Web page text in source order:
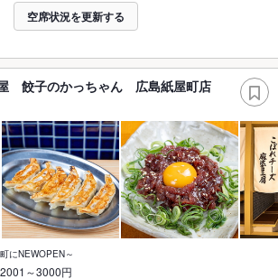
空席状況を更新する
餃子のかっちゃん 広島紙屋町店
にNEWOPEN～
2001～3000円